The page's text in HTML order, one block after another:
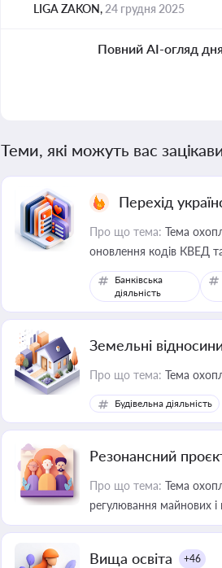
LIGA ZAKON, 24 грудня 2025
Повний AI-огляд дня
Теми, які можуть вас
Перехід
Про що тема: Тема
оновлення кодів КВЕД
Банківська
діяльність
Земельні
Про що тема: Тема
Будівельна діяльність
Резонансний
Про що тема: Тема
регулювання майнових і
Вища освіта +46